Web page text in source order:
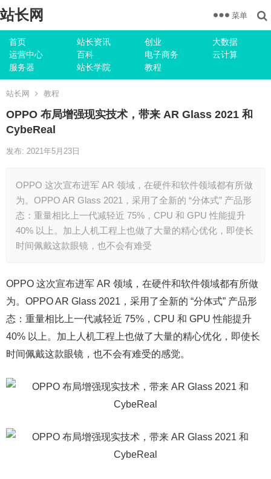
站长网
首页 站长资讯 创业
大数据
运营中心
百科 电子商务
云计算
服务器
站长学院 教程
菜单
站长网 教程
OPPO 布局增强现实技术，带来 AR Glass 2021 和
CybeReal
发布: 2021年5月23日
OPPO 这次宣布进军 AR 领域，在硬件和软件领域都有所做
为。OPPO AR Glass 2021，采用了全新的 “分体式” 产品形
态：重量相比上一代减轻近 75%，CPU 和 GPU 性能提升
40% 以上。加上人机工程上也做了大量的精心优化，即使长
时间佩戴这款眼镜，也不会有难受
OPPO 这次宣布进军 AR 领域，在硬件和软件领域都有所做
为。OPPO AR Glass 2021，采用了全新的 “分体式” 产品形
态：重量相比上一代减轻近 75%，CPU 和 GPU 性能提升
40% 以上。加上人机工程上也做了大量的精心优化，即使长
时间佩戴这款眼镜，也不会有难受的感觉。